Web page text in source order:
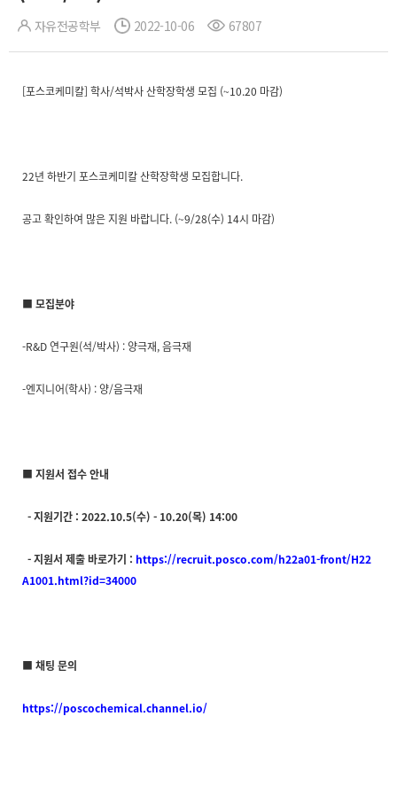
자유전공학부 2022-10-06 67807
[포스코케미칼] 학사/석박사 산학장학생 모집 (~10.20 마감)
22년 하반기 포스코케미칼 산학장학생 모집합니다.
공고 확인하여 많은 지원 바랍니다. (~9/28(수) 14시 마감)
■ 모집분야
-R&D 연구원(석/박사) : 양극재, 음극재
-엔지니어(학사) : 양/음극재
■ 지원서 접수 안내
-지원기간 : 2022.10.5(수) - 10.20(목) 14:00
-지원서 제출 바로가기 : https://recruit.posco.com/h22a01-front/H22
A1001.html?id=34000
■ 채팅 문의
https://poscochemical.channel.io/